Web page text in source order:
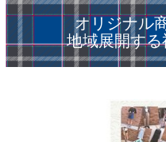
オリジナル
地域展開す